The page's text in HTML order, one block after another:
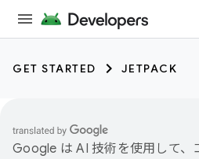
GET STARTED JETPACK
Google は AI 技術を使用して、